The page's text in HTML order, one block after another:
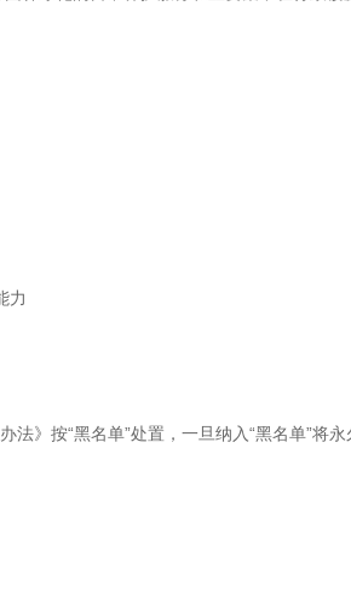
力
法》按“黑名单”处置，一旦纳入“黑名单”将